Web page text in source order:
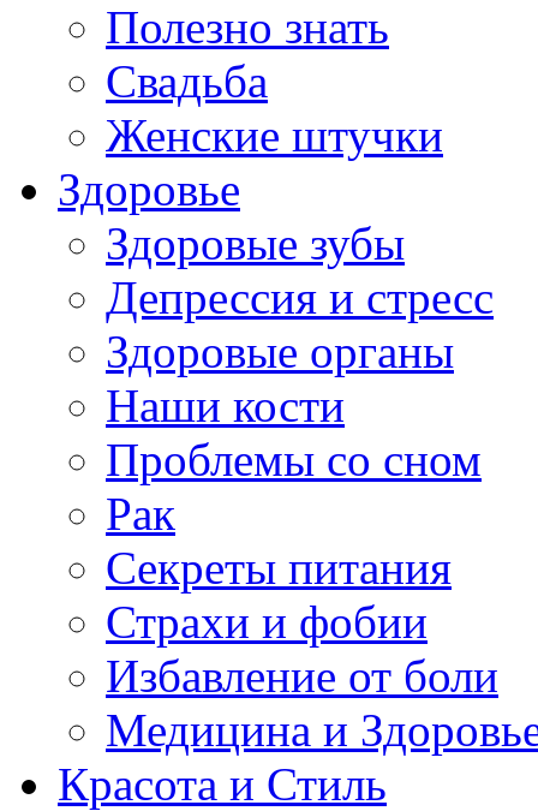
Полезно знать
Свадьба
Женские штучки
Здоровье
Здоровые зубы
Депрессия и стресс
Здоровые органы
Наши кости
Проблемы со сном
Рак
Секреты питания
Страхи и фобии
Избавление от боли
Медицина и
Красота и Стиль